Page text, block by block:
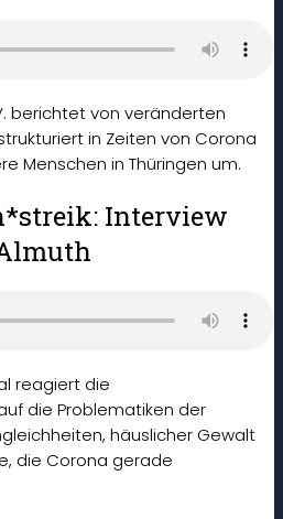
berichtet von veränderten
in Zeiten von Corona
Menschen in Thüringen um.
Interview
reagiert die
die Problematiken der
häuslicher Gewalt
die Corona gerade